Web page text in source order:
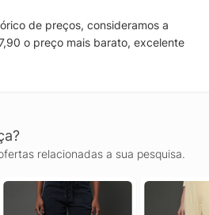
de preços, consideramos a
o preço mais barato, excelente
relacionadas a sua pesquisa.